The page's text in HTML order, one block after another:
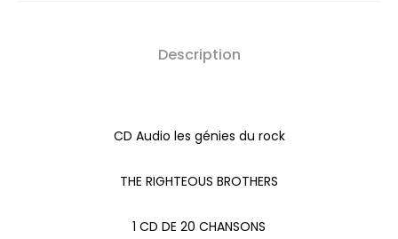
Description
CD Audio les génies du rock
THE RIGHTEOUS BROTHERS
1 CD DE 20 CHANSONS